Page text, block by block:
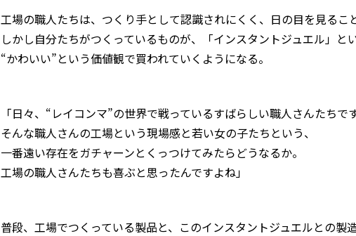
工場の職人たちは、つくり手として認識されにくく、日の目を見るこ
しかし自分たちがつくっているものが、「インスタントジュエル」と
“かわいい”という価値観で買われていくようになる。
「日々、“レイコンマ”の世界で戦っているすばらしい職人さんたちで
そんな職人さんの工場という現場感と若い女の子たちという、
一番遠い存在をガチャーンとくっつけてみたらどうなるか。
工場の職人さんたちも喜ぶと思ったんですよね」
普段、工場でつくっている製品と、このインスタントジュエルとの製